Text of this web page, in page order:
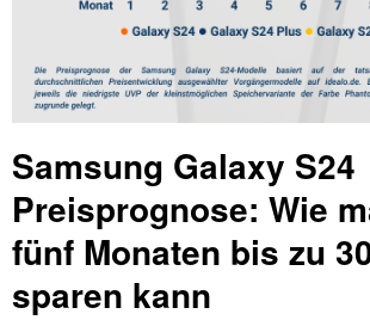
Samsung Galaxy S24
Preisprognose: Wie
fünf Monaten bis zu
sparen kann